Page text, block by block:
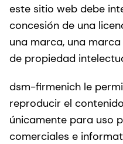
este sitio web debe
concesión de una
una marca, una
de propiedad
dsm-firmenich le
reproducir el
únicamente para uso
comerciales e